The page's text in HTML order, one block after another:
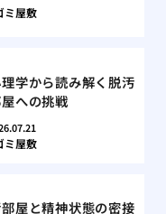
ミ屋敷
学から読み解く脱汚
への挑戦
ミ屋敷
屋と精神状態の密接